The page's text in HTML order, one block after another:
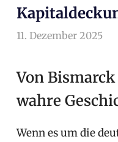
11. Dezember 2025
Von Bismarck
wahre
Wenn es um die